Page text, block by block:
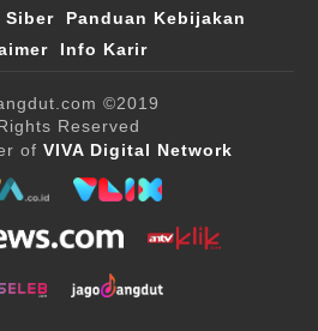
Siber
Panduan Kebijakan
Info Karir
©2019
Reserved
of VIVA Digital Network